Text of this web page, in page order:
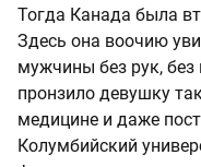
Тогда Канада была
Здесь она воочию
мужчины без рук,
пронзило девушку
медицине и даже
Колумбийский